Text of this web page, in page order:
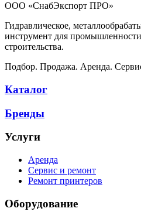
ООО «СнабЭкспорт ПРО»
Гидравлическое,
инструмент для
строительства.
Подбор. Продажа. Аренда.
Каталог
Бренды
Услуги
Аренда
Сервис и ремонт
Ремонт принтеров
Оборудование